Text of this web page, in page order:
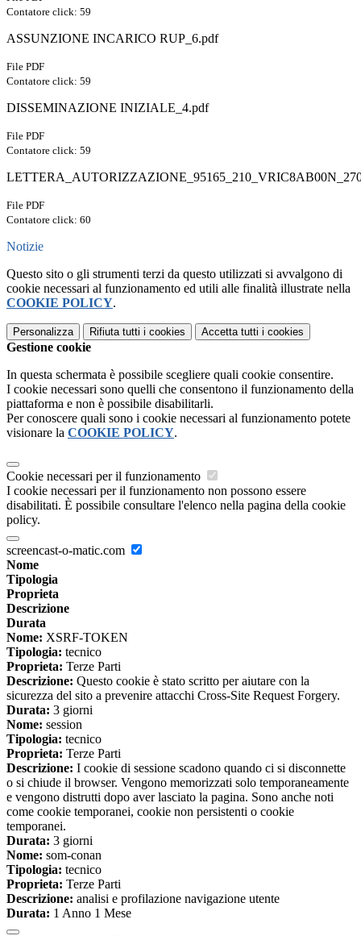
Contatore click: 59
ASSUNZIONE INCARICO RUP_6.pdf
File PDF
Contatore click: 59
DISSEMINAZIONE INIZIALE_4.pdf
File PDF
Contatore click: 59
File PDF
Contatore click: 60
Notizie
Questo sito o gli strumenti terzi da questo utilizzati si avvalgono di
cookie necessari al funzionamento ed utili alle finalità illustrate nella
COOKIE POLICY.
Personalizza Rifiuta tutti i cookies Accetta tutti i cookies
Gestione cookie
In questa schermata è possibile scegliere quali cookie consentire.
I cookie necessari sono quelli che consentono il funzionamento della
piattaforma e non è possibile disabilitarli.
Per conoscere quali sono i cookie necessari al funzionamento potete
visionare la COOKIE POLICY.
Cookie necessari per il funzionamento
I cookie necessari per il funzionamento non possono essere
disabilitati. È possibile consultare l'elenco nella pagina della cookie
policy.
screencast-o-matic.com
Nome
Tipologia
Proprieta
Descrizione
Durata
Nome: XSRF-TOKEN
Tipologia: tecnico
Proprieta: Terze Parti
Descrizione: Questo cookie è stato scritto per aiutare con la
sicurezza del sito a prevenire attacchi Cross-Site Request Forgery.
Durata: 3 giorni
Nome: session
Tipologia: tecnico
Proprieta: Terze Parti
Descrizione: I cookie di sessione scadono quando ci si disconnette
o si chiude il browser. Vengono memorizzati solo temporaneamente
e vengono distrutti dopo aver lasciato la pagina. Sono anche noti
come cookie temporanei, cookie non persistenti o cookie
temporanei.
Durata: 3 giorni
Nome: som-conan
Tipologia: tecnico
Proprieta: Terze Parti
Descrizione: analisi e profilazione navigazione utente
Durata: 1 Anno 1 Mese